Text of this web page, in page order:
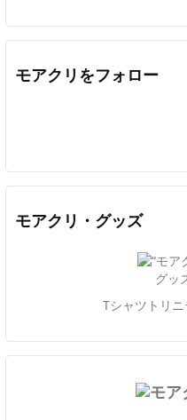
モアクリをフォロー
モアクリ・グッズ
グッ
Tシャツトリニ